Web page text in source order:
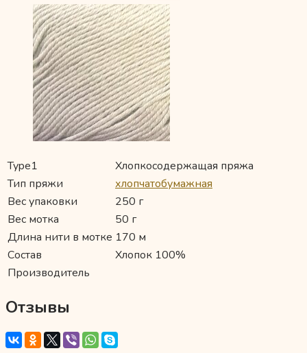
Type1
Хлопкосодержащая пряжа
Тип пряжи
хлопчатобумажная
Вес упаковки
250 г
Вес мотка
50 г
Длина нити в мотке 170 м
Состав
Хлопок 100%
Производитель
Отзывы